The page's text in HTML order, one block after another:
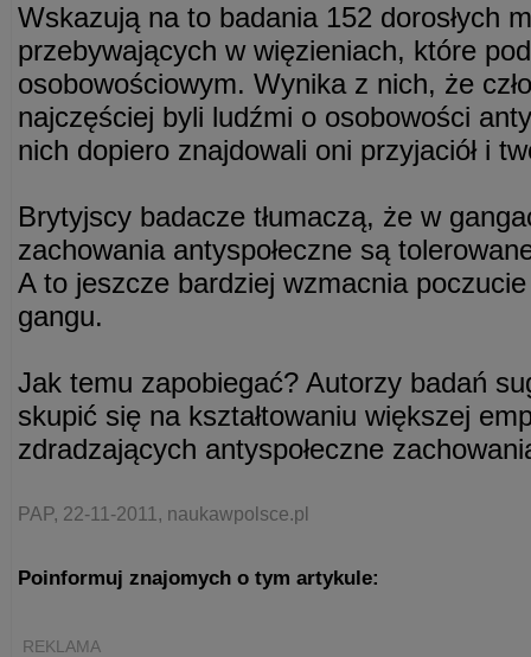
Wskazują na to badania 152 dorosłych
przebywających w więzieniach, które
osobowościowym. Wynika z nich, że
najczęściej byli ludźmi o osobowości
nich dopiero znajdowali oni przyjaciół i
Brytyjscy badacze tłumaczą, że w
zachowania antyspołeczne są
A to jeszcze bardziej wzmacnia
gangu.
Jak temu zapobiegać? Autorzy badań
skupić się na kształtowaniu większej
zdradzających antyspołeczne
PAP, 22-11-2011, naukawpolsce.pl
Poinformuj znajomych o tym artykule:
REKLAMA